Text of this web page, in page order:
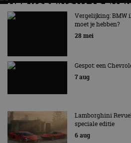
MET KORTING NAAR EV
AUTORAI REGELT HET!
EV Experience 2026 van 24 tot
Vergelijking: BMW
moet je hebben?
28 mei
Gespot: een
7 aug
Lamborghini
speciale editie
6 aug